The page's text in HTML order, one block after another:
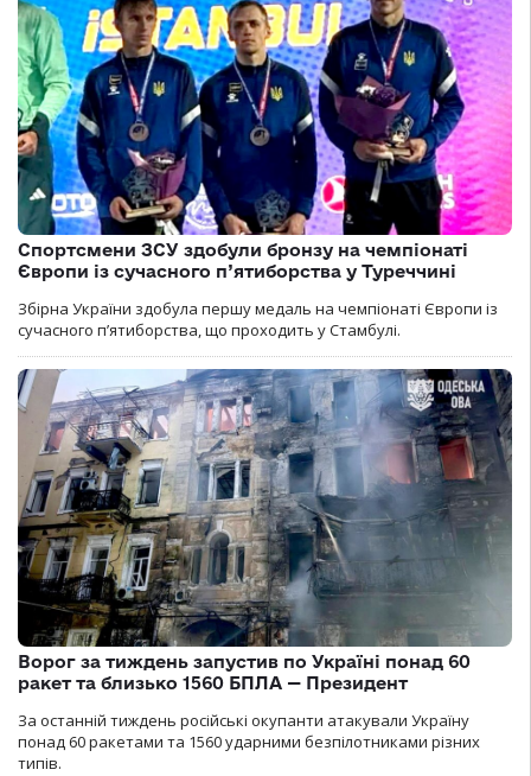
Спортсмени ЗСУ здобули бронзу на чемпіонаті
Європи із сучасного п’ятиборства у Туреччині
Збірна України здобула першу медаль на чемпіонаті Європи із
сучасного п’ятиборства, що проходить у Стамбулі.
Ворог за тиждень запустив по Україні понад 60
ракет та близько 1560 БПЛА — Президент
За останній тиждень російські окупанти атакували Україну
понад 60 ракетами та 1560 ударними безпілотниками різних
типів.